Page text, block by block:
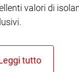
valori di